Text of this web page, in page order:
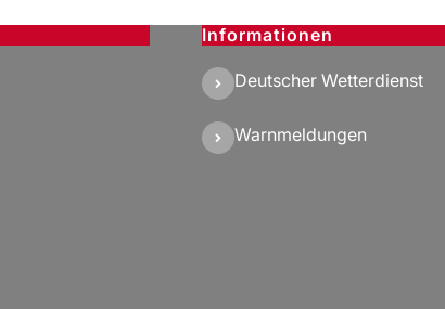
Informationen
Deutscher Wetterdienst
Warnmeldungen